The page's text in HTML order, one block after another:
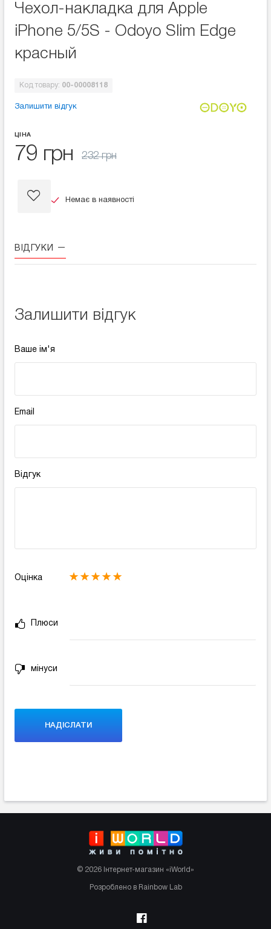
Чехол-накладка для Apple
iPhone 5/5S - Odoyo Slim Edge
красный
Код товару: 00-00008118
Залишити відгук
ЦІНА
79 грн 232 грн
Немає в наявності
ВІДГУКИ
Залишити відгук
Ваше ім'я
Email
Відгук
Оцінка
Плюси
мінуси
© 2026 Інтернет-магазин «iWorld»
Розроблено в Rainbow Lab